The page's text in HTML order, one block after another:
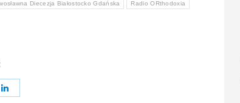
Diecezja Białostocko Gdańska Radio ORthodoxia